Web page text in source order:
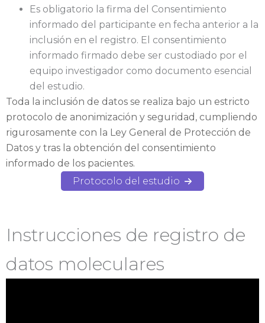
Es obligatorio la firma del Consentimiento
informado del participante en fecha anterior a la
inclusión en el registro. El consentimiento
informado firmado debe ser custodiado por el
equipo investigador como documento esencial
del estudio.
Toda la inclusión de datos se realiza bajo un estricto
protocolo de anonimización y seguridad, cumpliendo
rigurosamente con la Ley General de Protección de
Datos y tras la obtención del consentimiento
informado de los pacientes.
Protocolo del estudio
Instrucciones de registro de
datos moleculares